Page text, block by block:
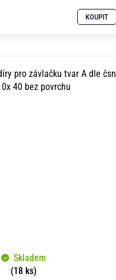
KOUPIT
pro závlačku tvar A dle čsn
2111 10x 40 bez povrchu
Skladem
(18 ks)